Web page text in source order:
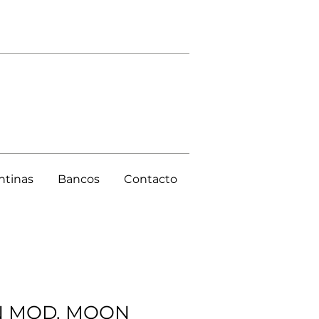
Bancos Contacto
MOD. MOON